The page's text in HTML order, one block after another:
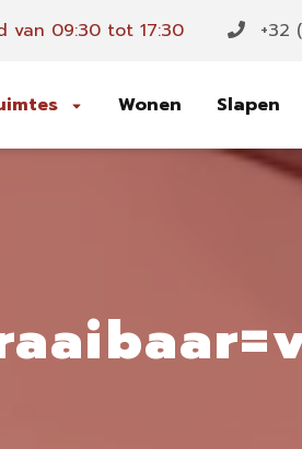
van 09:30 tot 17:30 +32
Wonen Slapen